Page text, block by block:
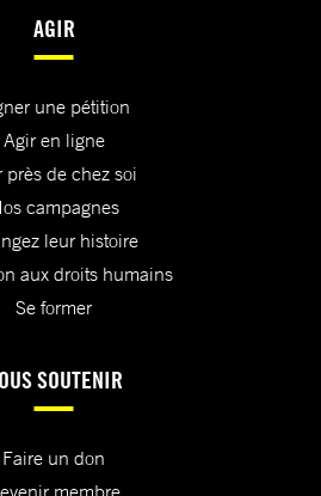
AGIR
une pétition
Agir en ligne
près de chez soi
campagnes
leur histoire
aux droits humains
Se former
SOUTENIR
Faire un don
membre